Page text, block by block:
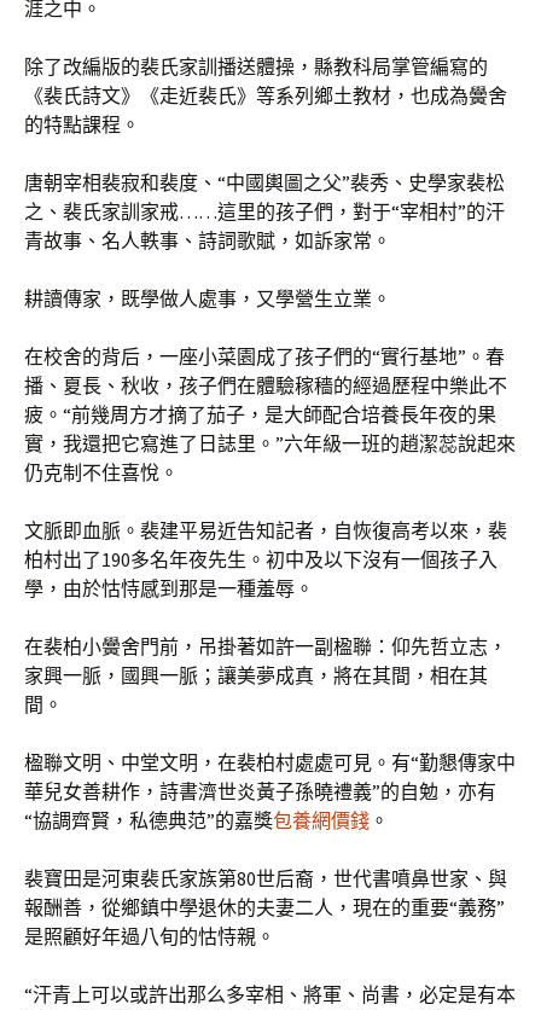
涯之中。
除了改編版的裴氏家訓播送體操，縣教科局掌管編寫的
《裴氏詩文》《走近裴氏》等系列鄉土教材，也成為黌舍
的特點課程。
唐朝宰相裴寂和裴度、“中國輿圖之父”裴秀、史學家裴松
之、裴氏家訓家戒……這里的孩子們，對于“宰相村”的汗
青故事、名人軼事、詩詞歌賦，如訴家常。
耕讀傳家，既學做人處事，又學營生立業。
在校舍的背后，一座小菜園成了孩子們的“實行基地”。春
播、夏長、秋收，孩子們在體驗稼穡的經過歷程中樂此不
疲。“前幾周方才摘了茄子，是大師配合培養長年夜的果
實，我還把它寫進了日誌里。”六年級一班的趙潔蕊說起來
仍克制不住喜悅。
文脈即血脈。裴建平易近告知記者，自恢復高考以來，裴
柏村出了190多名年夜先生。初中及以下沒有一個孩子入
學，由於怙恃感到那是一種羞辱。
在裴柏小黌舍門前，吊掛著如許一副楹聯：仰先哲立志，
家興一脈，國興一脈；讓美夢成真，將在其間，相在其
間。
楹聯文明、中堂文明，在裴柏村處處可見。有“勤懇傳家中
華兒女善耕作，詩書濟世炎黃子孫曉禮義”的自勉，亦有
“協調齊賢，私德典范”的嘉獎包養網價錢 。
裴寶田是河東裴氏家族第80世后裔，世代書噴鼻世家、與
報酬善，從鄉鎮中學退休的夫妻二人，現在的重要“義務”
是照顧好年過八旬的怙恃親。
“汗青上可以或許出那么多宰相、將軍、尚書，必定是有本